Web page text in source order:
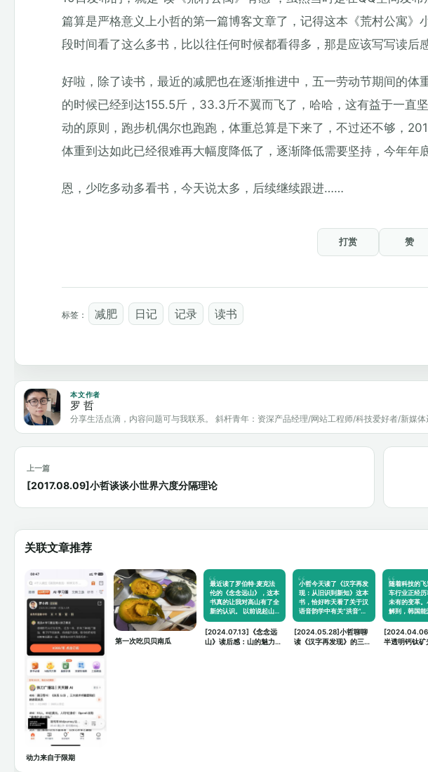
篇算是严格意义上小哲的第一篇博客文章了，记得这本《荒村公寓
段时间看了这么多书，比以往任何时候都看得多，那是应该写写读后
好啦，除了读书，最近的减肥也在逐渐推进中，五一劳动节期间的
的时候已经到达155.5斤，33.3斤不翼而飞了，哈哈，这有益于一直
动的原则，跑步机偶尔也跑跑，体重总算是下来了，不过还不够，
体重到达如此已经很难再大幅度降低了，逐渐降低需要坚持，今年年
恩，少吃多动多看书，今天说太多，后续继续跟进……
打赏 赞
标签： 减肥 日记 记录 读书
本文作者
罗 哲
分享生活点滴，内容问题可与我联系。 斜杆青年：资深产品经理/网站工程师/科技爱好者/新媒体
上一篇
[2017.08.09]小哲谈谈小世界六度分隔理论
关联文章推荐
动力来自于限期
第一次吃贝贝南瓜
最近读了罗伯特·麦克法
伦的《念念远山》，这本
书真的让我对高山有了全
新的认识。 以前说起山…
[2024.07.13]《念念远
山》读后感：山的魅力与
小哲今天读了《汉字再发
现：从旧识到新知》这本
书，恰好昨天看了关于汉
语音韵学中有关“洪音”…
[2024.05.28]小哲聊聊
读《汉字再发现》的三个
随着科技的
车行业正经
未有的变革。
解到，韩国
半透明钙钛矿